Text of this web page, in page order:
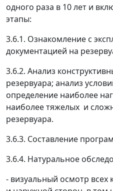
одного раза в 10 лет и
этапы:
3.6.1. Ознакомление с
документацией на
3.6.2. Анализ
резервуара; анализ
определение наиболее
наиболее тяжелых и
резервуара.
3.6.3. Составление
3.6.4. Натуральное
- визуальный осмотр всех